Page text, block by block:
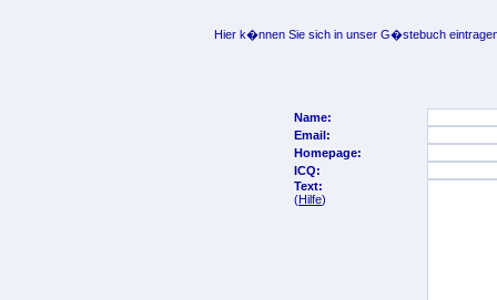
Hier k�nnen Sie sich in unser G�stebuch
Name:
Email:
Homepage:
ICQ:
Text:
(Hilfe)